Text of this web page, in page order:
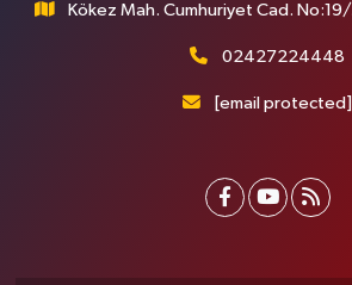
Kökez Mah. Cumhuriyet Cad.
02427224448
[email protected]